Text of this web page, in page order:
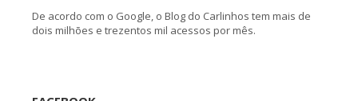
De acordo com o Google, o Blog do Carlinhos tem mais de
dois milhões e trezentos mil acessos por mês.